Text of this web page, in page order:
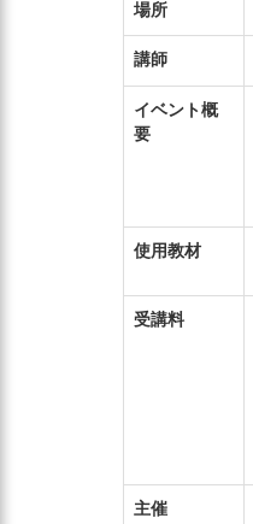
場所
講師
イベント概
要
使用教材
受講料
主催